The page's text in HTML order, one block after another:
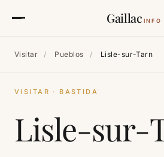
Gaillac INFO
Visitar / Pueblos / Lisle-sur-Tarn
VISITAR · BASTIDA
Lisle-sur-